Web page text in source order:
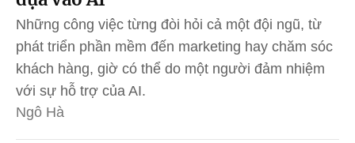
Những công việc từng đòi hỏi cả một đội ngũ, từ
phát triển phần mềm đến marketing hay chăm sóc
khách hàng, giờ có thể do một người đảm nhiệm
với sự hỗ trợ của AI.
Ngô Hà